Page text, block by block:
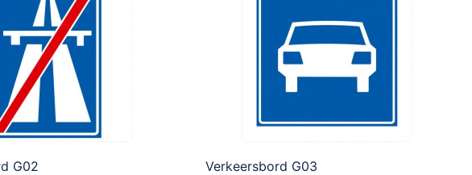
G02
Verkeersbord G03